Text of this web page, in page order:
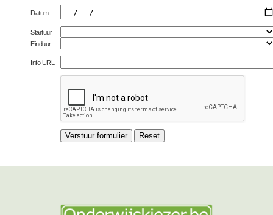
Datum
Startuur
Einduur
Info URL